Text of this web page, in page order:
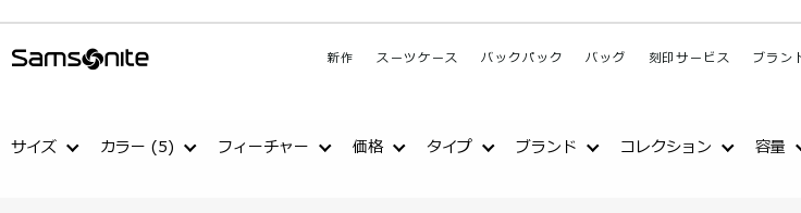
新作 スーツケース バックパック バッグ 刻印サービス ブラン
サイズ カラー (5) フィーチャー 価格 タイプ ブランド コレクション 容量